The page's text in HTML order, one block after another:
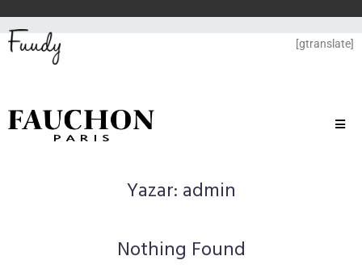
[gtranslate]
Yazar: admin
Nothing Found